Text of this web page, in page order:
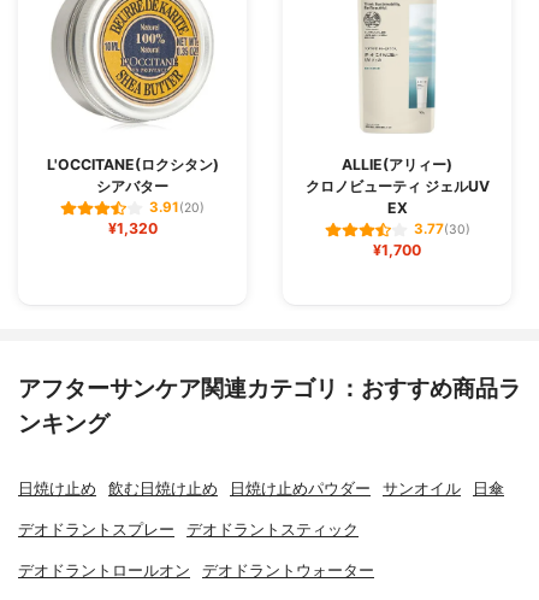
L'OCCITANE(ロクシタン)
シアバター
3.91(20)
¥1,320
ALLIE(アリィー)
クロノビューティ ジェルUV
EX
3.77(30)
¥1,700
アフターサンケア関連カテゴリ：おすすめ商品ラ
ンキング
日焼け止め 飲む日焼け止め 日焼け止めパウダー サンオイル 日傘
デオドラントスプレー デオドラントスティック
デオドラントロールオン デオドラントウォーター